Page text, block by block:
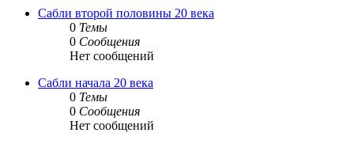
Сабли второй половины 20 века
0 Темы
0 Сообщения
Нет сообщений
Сабли начала 20 века
0 Темы
0 Сообщения
Нет сообщений